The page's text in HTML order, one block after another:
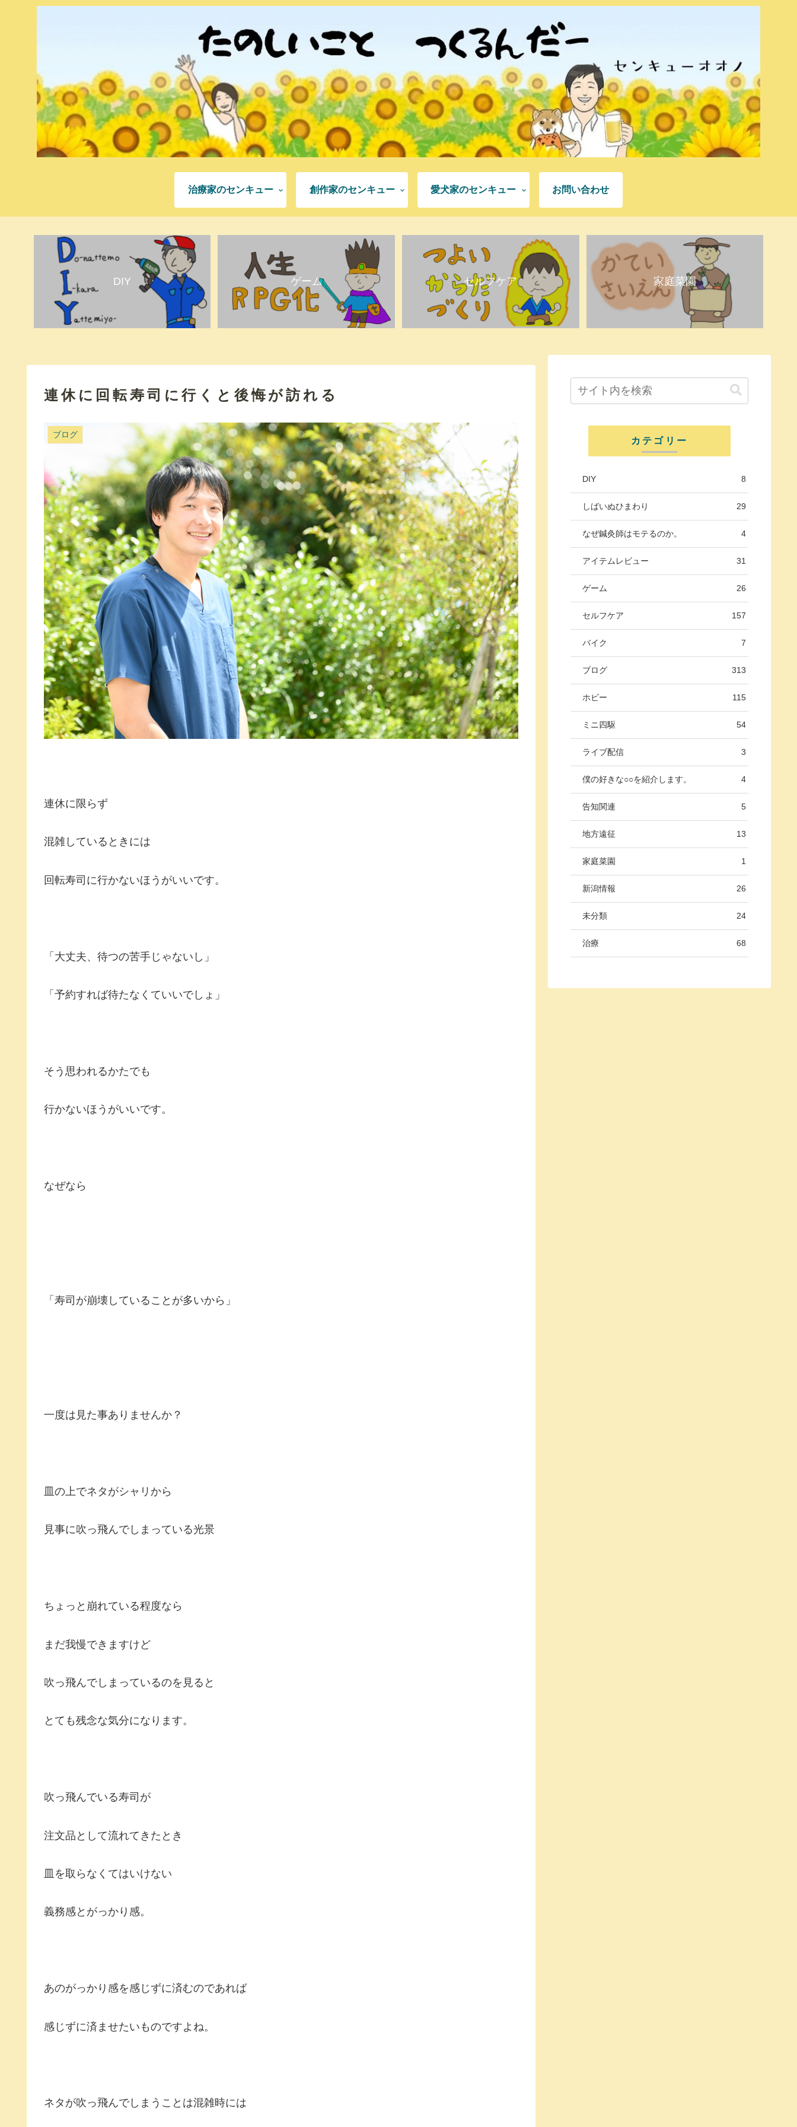
治療家のセンキュー 創作家のセンキュー 愛犬家のセンキュー お問い合わせ
DIY ゲーム セルフケア 家庭菜園
連休に回転寿司に行くと後悔が訪れる
ブログ
連休に限らず
混雑しているときには
回転寿司に行かないほうがいいです。
「大丈夫、待つの苦手じゃないし」
「予約すれば待たなくていいでしょ」
そう思われるかたでも
行かないほうがいいです。
なぜなら
「寿司が崩壊していることが多いから」
一度は見た事ありませんか？
皿の上でネタがシャリから
見事に吹っ飛んでしまっている光景
ちょっと崩れている程度なら
まだ我慢できますけど
吹っ飛んでしまっているのを見ると
とても残念な気分になります。
吹っ飛んでいる寿司が
注文品として流れてきたとき
皿を取らなくてはいけない
義務感とがっかり感。
あのがっかり感を感じずに済むのであれば
感じずに済ませたいものですよね。
ネタが吹っ飛んでしまうことは混雑時には
カテゴリー
DIY 8
しばいぬひまわり 29
なぜ鍼灸師はモテるのか。 4
アイテムレビュー 31
ゲーム 26
セルフケア 157
バイク 7
ブログ 313
ホビー 115
ミニ四駆 54
ライブ配信 3
僕の好きな○○を紹介します。 4
告知関連 5
地方遠征 13
家庭菜園 1
新潟情報 26
未分類 24
治療 68